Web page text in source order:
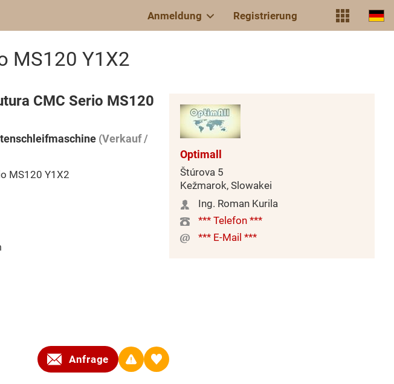
Anmeldung Registrierung
MS120 Y1X2
CMC Serio MS120
(Verkauf /
MS120 Y1X2
Anfrage
Optimall
Štúrova 5
Kežmarok, Slowakei
Ing. Roman Kurila
*** Telefon ***
*** E-Mail ***